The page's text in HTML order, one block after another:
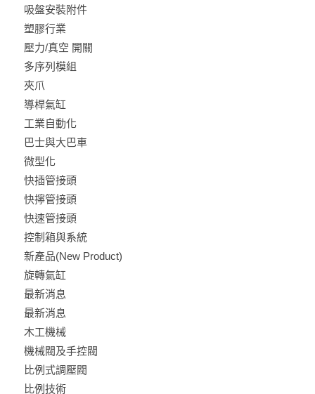
吸盤安裝附件
塑膠行業
壓力/真空 開關
多序列模組
夾爪
導桿氣缸
工業自動化
巴士與大巴車
微型化
快插管接頭
快擰管接頭
快速管接頭
控制箱與系統
新產品(New Product)
旋轉氣缸
最新消息
最新消息
木工機械
機械閥及手控閥
比例式調壓閥
比例技術